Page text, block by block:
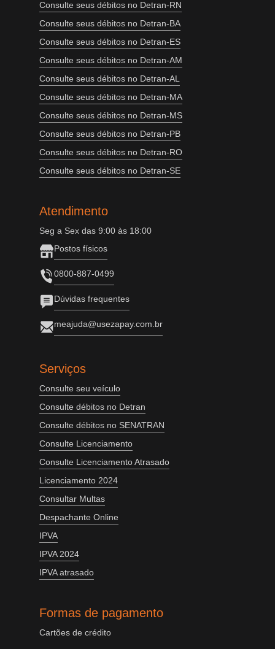
Consulte seus débitos no Detran-RN
Consulte seus débitos no Detran-BA
Consulte seus débitos no Detran-ES
Consulte seus débitos no Detran-AM
Consulte seus débitos no Detran-AL
Consulte seus débitos no Detran-MA
Consulte seus débitos no Detran-MS
Consulte seus débitos no Detran-PB
Consulte seus débitos no Detran-RO
Consulte seus débitos no Detran-SE
Atendimento
Seg a Sex das 9:00 às 18:00
Postos físicos
0800-887-0499
Dúvidas frequentes
meajuda@usezapay.com.br
Serviços
Consulte seu veículo
Consulte débitos no Detran
Consulte débitos no SENATRAN
Consulte Licenciamento
Consulte Licenciamento Atrasado
Licenciamento 2024
Consultar Multas
Despachante Online
IPVA
IPVA 2024
IPVA atrasado
Formas de pagamento
Cartões de crédito